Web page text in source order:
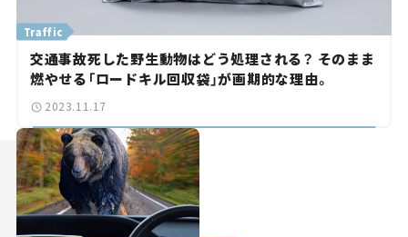
Traffic
交通事故死した野生動物はどう処理される？ そのまま
燃やせる「ロードキル回収袋」が画期的な理由。
2023.11.17